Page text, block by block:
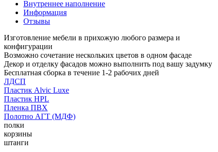
Внутреннее наполнение
Информация
Отзывы
Изготовление мебели в прихожую любого размера и
конфигурации
Возможно сочетание нескольких цветов в одном фасаде
Декор и отделку фасадов можно выполнить под вашу задумку
Бесплатная сборка в течение 1-2 рабочих дней
ЛДСП
Пластик Alvic Luxe
Пластик HPL
Пленка ПВХ
Полотно АГТ (МДФ)
полки
корзины
штанги